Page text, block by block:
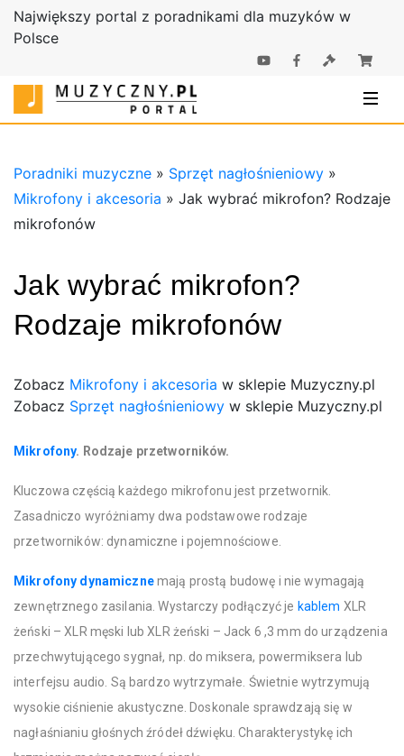
Największy portal z poradnikami dla muzyków w
Polsce
Sklep
muzyczne |
Poradniki muzyczne » Sprzęt nagłośnieniowy »
Mikrofony i akcesoria » Jak wybrać mikrofon? Rodzaje
mikrofonów
Jak wybrać mikrofon?
Rodzaje mikrofonów
Zobacz Mikrofony i akcesoria w sklepie Muzyczny.pl
Zobacz Sprzęt nagłośnieniowy w sklepie Muzyczny.pl
Mikrofony. Rodzaje przetworników.
Kluczowa częścią każdego mikrofonu jest przetwornik.
Zasadniczo wyróżniamy dwa podstawowe rodzaje
przetworników: dynamiczne i pojemnościowe.
Mikrofony dynamicznemają prostą budowę i nie wymagają
zewnętrznego zasilania. Wystarczy podłączyć je kablem XLR
żeński – XLR męski lub XLR żeński – Jack 6 ,3 mm do urządzenia
przechwytującego sygnał, np. do miksera, powermiksera lub
interfejsu audio. Są bardzo wytrzymałe. Świetnie wytrzymują
wysokie ciśnienie akustyczne. Doskonale sprawdzają się w
nagłaśnianiu głośnych źródeł dźwięku. Charakterystykę ich